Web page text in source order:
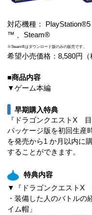
対応機種：
™ 、Steam®
※Steam®はダウンロード版のみの販売です。
希望小売価格：8,580円（
■商品内容
▼ゲーム本編
早期購入特典
『ドラゴンクエストX
パッケージ版を初回生産
を発売から1 か月以内に
することができます。
特典内容
▼『ドラゴンクエストX
・装備した人のバトルの
イム帽」